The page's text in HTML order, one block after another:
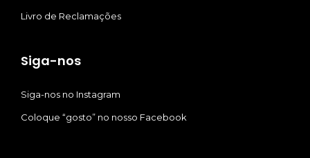
Livro de Reclamações
Siga-nos
Siga-nos no Instagram
Coloque “gosto” no nosso Facebook